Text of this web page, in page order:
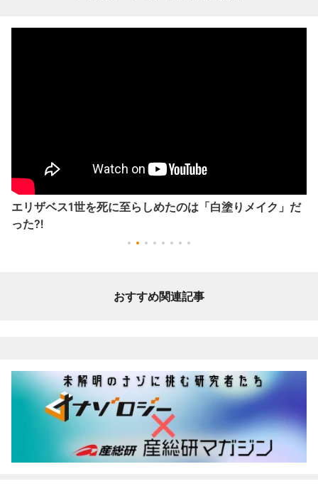
エリザベス1世を死に至らしめたのは「白塗りメイク」だ
った⁈
おすすめ関連記事